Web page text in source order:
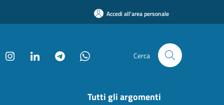
Accedi all'area personale
Cerca
Tutti gli argomenti